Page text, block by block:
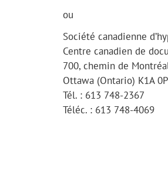
ou
Société canadienne
Centre canadien de
700, chemin de
Ottawa (Ontario) K1A
Tél. : 613 748-2367
Téléc. : 613 748-4069